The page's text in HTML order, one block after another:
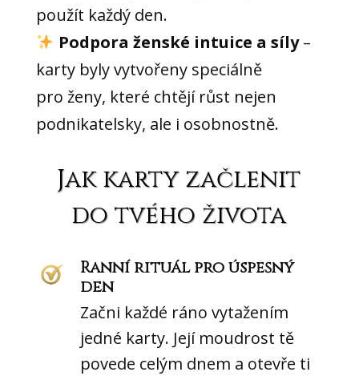
použít každý den.
Podpora ženské intuice a síly–
karty byly vytvořeny speciálně
pro ženy, které chtějí růst nejen
podnikatelsky, ale i osobnostně.
Jak karty začlenit
do tvého života
Ranní rituál pro úspěšný
den
Začni každé ráno vytažením
jedné karty. Její moudrost tě
povede celým dnem a otevře ti